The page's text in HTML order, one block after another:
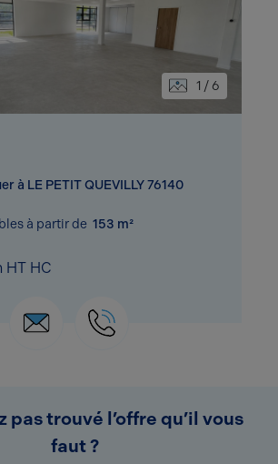
1 / 6
à LE PETIT QUEVILLY 76140
à partir de 153 m²
HT HC
pas trouvé l’offre qu’il vous
faut ?